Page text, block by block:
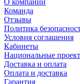
О компании
Команда
Отзывы
Политика
Условия соглашения
Кабинеты
Национальные
Доставка и оплата
Оплата и доставка
Гарантия